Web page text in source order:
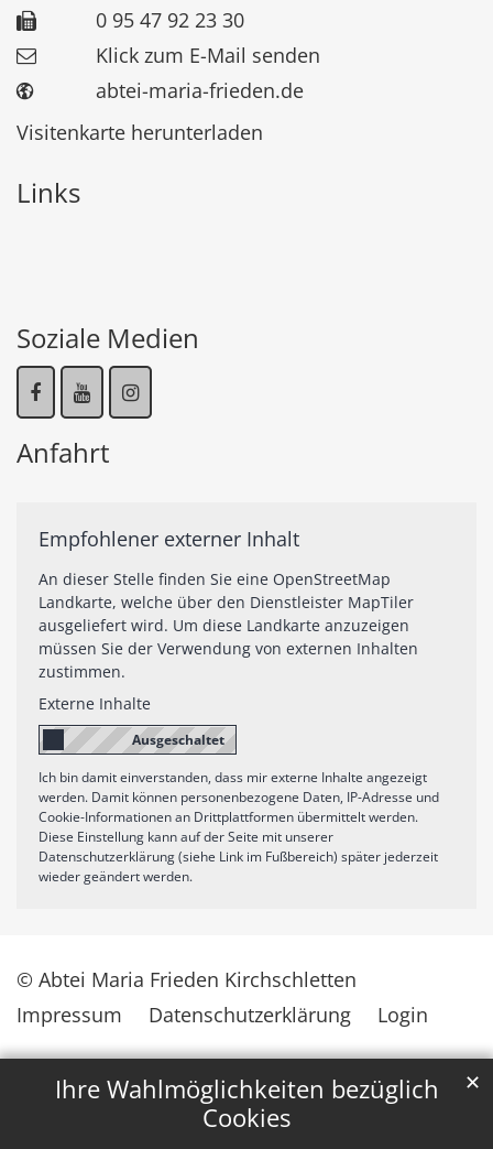
Ihre Wahlmöglichkeiten bezüglich
Cookies
✕
0 95 47 92 23 30
Klick zum E-Mail senden
abtei-maria-frieden.de
Visitenkarte herunterladen
Links
Soziale Medien
Anfahrt
Empfohlener externer Inhalt
An dieser Stelle finden Sie eine OpenStreetMap
Landkarte, welche über den Dienstleister MapTiler
ausgeliefert wird. Um diese Landkarte anzuzeigen
müssen Sie der Verwendung von externen Inhalten
zustimmen.
Externe Inhalte
Ich bin damit einverstanden, dass mir externe Inhalte angezeigt
werden. Damit können personenbezogene Daten, IP-Adresse und
Cookie-Informationen an Drittplattformen übermittelt werden.
Diese Einstellung kann auf der Seite mit unserer
Datenschutzerklärung (siehe Link im Fußbereich) später jederzeit
wieder geändert werden.
© Abtei Maria Frieden Kirchschletten
Impressum
Datenschutzerklärung Login